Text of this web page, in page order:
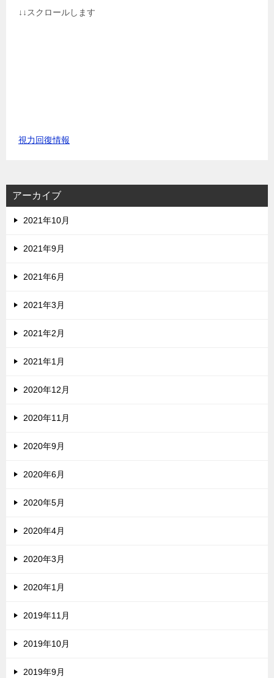
↓↓スクロールします
視力回復情報
アーカイブ
2021年10月
2021年9月
2021年6月
2021年3月
2021年2月
2021年1月
2020年12月
2020年11月
2020年9月
2020年6月
2020年5月
2020年4月
2020年3月
2020年1月
2019年11月
2019年10月
2019年9月